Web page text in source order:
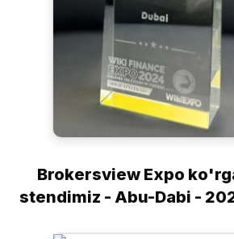
Brokersview Expo
stendimiz - Abu-Dabi -